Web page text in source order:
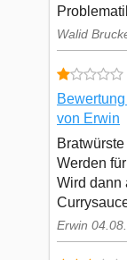
Walid
von Erwin
Werden
Wird dann
Erwin